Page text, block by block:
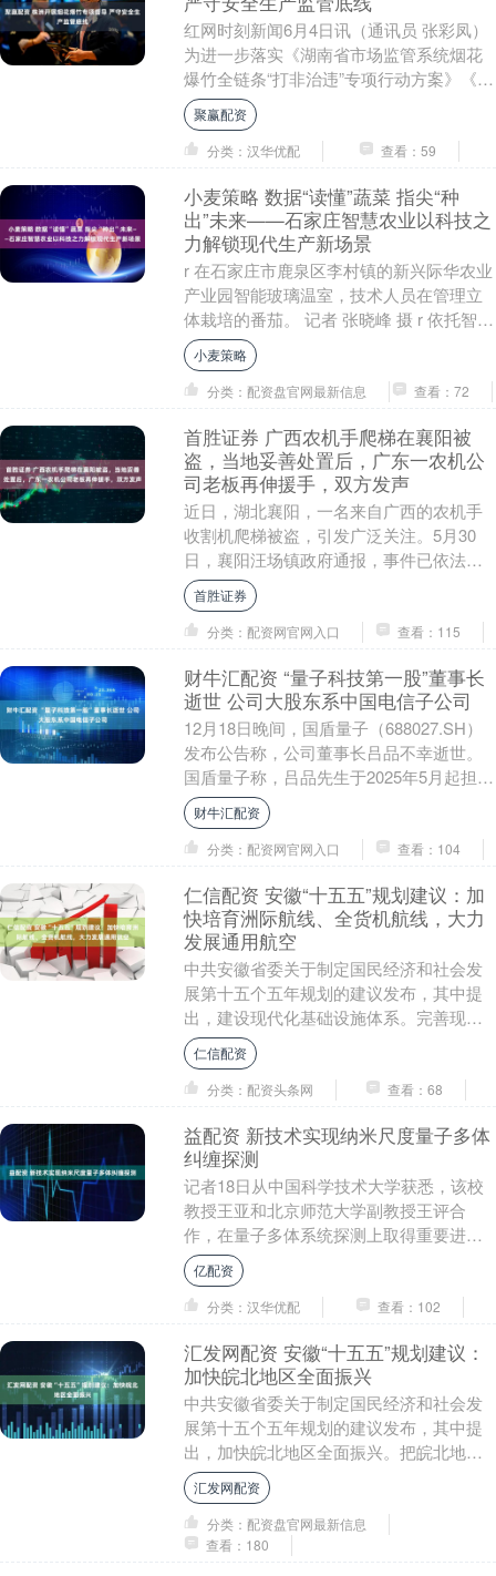
红网时刻新闻6月4日讯（通讯员 张彩凤）
为进一步落实《湖南省市场监管系统烟花
爆竹全链条“打非治违”专项行动方案》《湖
南省市场监管领域安全风险隐患大排查大
整治工作....
聚赢配资
分类：汉华优配
查看：59
小麦策略 数据“读懂”蔬菜 指尖“种
出”未来——石家庄智慧农业以科技之
力解锁现代生产新场景
r 在石家庄市鹿泉区李村镇的新兴际华农业
产业园智能玻璃温室，技术人员在管理立
体栽培的番茄。 记者 张晓峰 摄 r 依托智能
温室与数字化系统，实现水培蔬菜、特色
番....
小麦策略
分类：配资盘官网最新信息
查看：72
首胜证券 广西农机手爬梯在襄阳被
盗，当地妥善处置后，广东一农机公
司老板再伸援手，双方发声
近日，湖北襄阳，一名来自广西的农机手
收割机爬梯被盗，引发广泛关注。5月30
日，襄阳汪场镇政府通报，事件已依法妥
善处置，当事人对处理结果表示满意。 网
络截图。 6....
首胜证券
分类：配资网官网入口
查看：115
财牛汇配资 “量子科技第一股”董事长
逝世 公司大股东系中国电信子公司
12月18日晚间，国盾量子（688027.SH）
发布公告称，公司董事长吕品不幸逝世。
国盾量子称，吕品先生于2025年5月起担任
公司董事长，并担任战略与投资委员....
财牛汇配资
分类：配资网官网入口
查看：104
仁信配资 安徽“十五五”规划建议：加
快培育洲际航线、全货机航线，大力
发展通用航空
中共安徽省委关于制定国民经济和社会发
展第十五个五年规划的建议发布，其中提
出，建设现代化基础设施体系。完善现代
化综合交通运输体系，加强跨区域统筹布
局、跨方式一体衔....
仁信配资
分类：配资头条网
查看：68
益配资 新技术实现纳米尺度量子多体
纠缠探测
记者18日从中国科学技术大学获悉，该校
教授王亚和北京师范大学副教授王评合
作，在量子多体系统探测上取得重要进
展。研究团队提出一种名为“多维关联压
印”的全新方法，成....
亿配资
分类：汉华优配
查看：102
汇发网配资 安徽“十五五”规划建议：
加快皖北地区全面振兴
中共安徽省委关于制定国民经济和社会发
展第十五个五年规划的建议发布，其中提
出，加快皖北地区全面振兴。把皖北地区
现代化摆在全省现代化的重中之重位置，
坚持政策支持与激....
汇发网配资
分类：配资盘官网最新信息
查看：180